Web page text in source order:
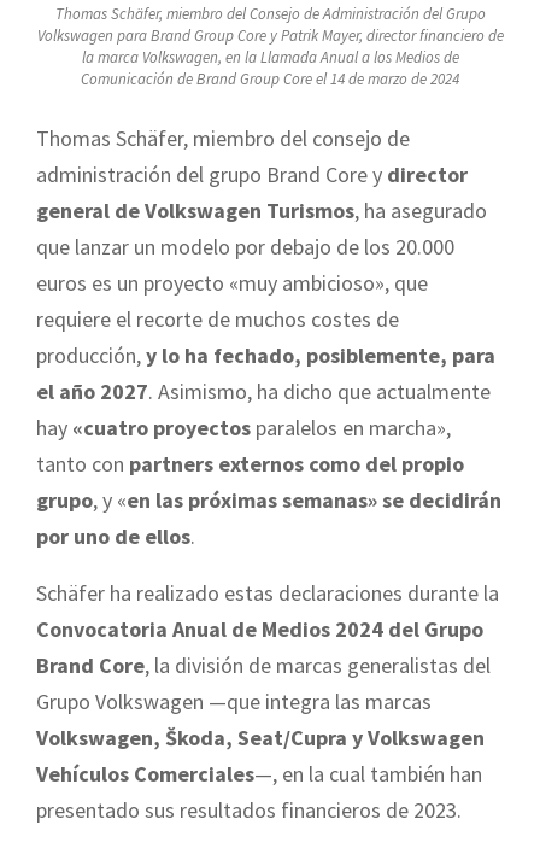
Thomas Schäfer, miembro del Consejo de Administración del Grupo
Volkswagen para Brand Group Core y Patrik Mayer, director financiero de
la marca Volkswagen, en la Llamada Anual a los Medios de
Comunicación de Brand Group Core el 14 de marzo de 2024
Thomas Schäfer, miembro del consejo de
administración del grupo Brand Core y director
general de Volkswagen Turismos, ha asegurado
que lanzar un modelo por debajo de los 20.000
euros es un proyecto «muy ambicioso», que
requiere el recorte de muchos costes de
producción,y lo ha fechado, posiblemente, para
el año 2027. Asimismo, ha dicho que actualmente
hay «cuatro proyectos paralelos en marcha»,
tanto con partners externos como del propio
grupo, y «en las próximas semanas» se decidirán
por uno de ellos.
Schäfer ha realizado estas declaraciones durante la
Convocatoria Anual de Medios 2024 del Grupo
Brand Core, la división de marcas generalistas del
Grupo Volkswagen —que integra las marcas
Volkswagen, Škoda, Seat/Cupra y Volkswagen
Vehículos Comerciales—, en la cual también han
presentado sus resultados financieros de 2023.